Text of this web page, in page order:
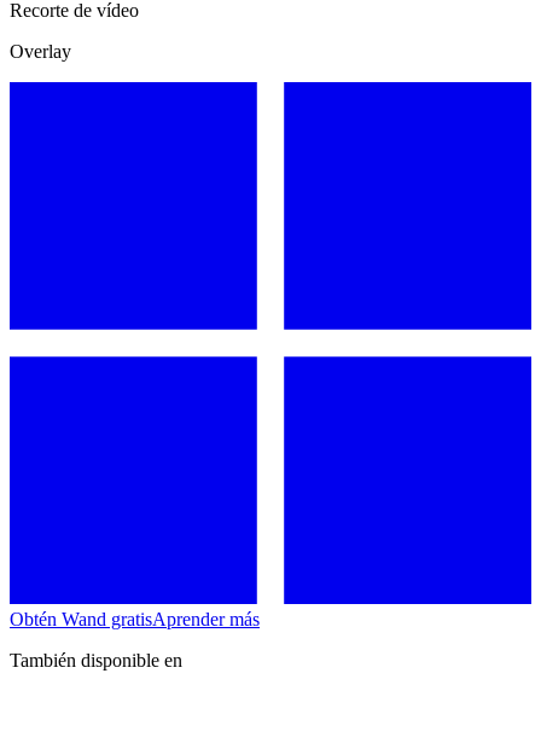
Recorte de vídeo
Overlay
Obtén Wand gratisAprender más
También disponible en